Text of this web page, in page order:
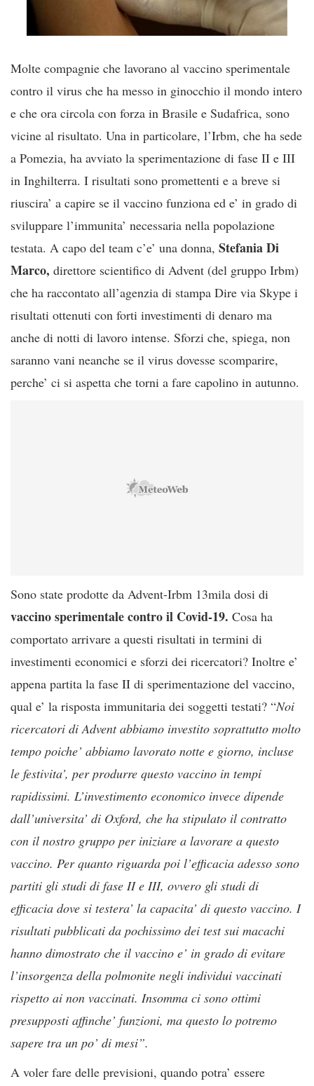
Molte compagnie che lavorano al vaccino sperimentale
contro il virus che ha messo in ginocchio il mondo intero
e che ora circola con forza in Brasile e Sudafrica, sono
vicine al risultato. Una in particolare, l’Irbm, che ha sede
a Pomezia, ha avviato la sperimentazione di fase II e III
in Inghilterra. I risultati sono promettenti e a breve si
riuscira’ a capire se il vaccino funziona ed e’ in grado di
sviluppare l’immunita’ necessaria nella popolazione
testata. A capo del team c’e’ una donna, Stefania Di
Marco, direttore scientifico di Advent (del gruppo Irbm)
che ha raccontato all’agenzia di stampa Dire via Skype i
risultati ottenuti con forti investimenti di denaro ma
anche di notti di lavoro intense. Sforzi che, spiega, non
saranno vani neanche se il virus dovesse scomparire,
perche’ ci si aspetta che torni a fare capolino in autunno.
Sono state prodotte da Advent-Irbm 13mila dosi di
vaccino sperimentale contro il Covid-19. Cosa ha
comportato arrivare a questi risultati in termini di
investimenti economici e sforzi dei ricercatori? Inoltre e’
appena partita la fase II di sperimentazione del vaccino,
qual e’ la risposta immunitaria dei soggetti testati? “Noi
ricercatori di Advent abbiamo investito soprattutto molto
tempo poiche’ abbiamo lavorato notte e giorno, incluse
le festivita’, per produrre questo vaccino in tempi
rapidissimi. L’investimento economico invece dipende
dall’universita’ di Oxford, che ha stipulato il contratto
con il nostro gruppo per iniziare a lavorare a questo
vaccino. Per quanto riguarda poi l’efficacia adesso sono
partiti gli studi di fase II e III, ovvero gli studi di
efficacia dove si testera’ la capacita’ di questo vaccino. I
risultati pubblicati da pochissimo dei test sui macachi
hanno dimostrato che il vaccino e’ in grado di evitare
l’insorgenza della polmonite negli individui vaccinati
rispetto ai non vaccinati. Insomma ci sono ottimi
presupposti affinche’ funzioni, ma questo lo potremo
sapere tra un po’ di mesi”.
A voler fare delle previsioni, quando potra’ essere